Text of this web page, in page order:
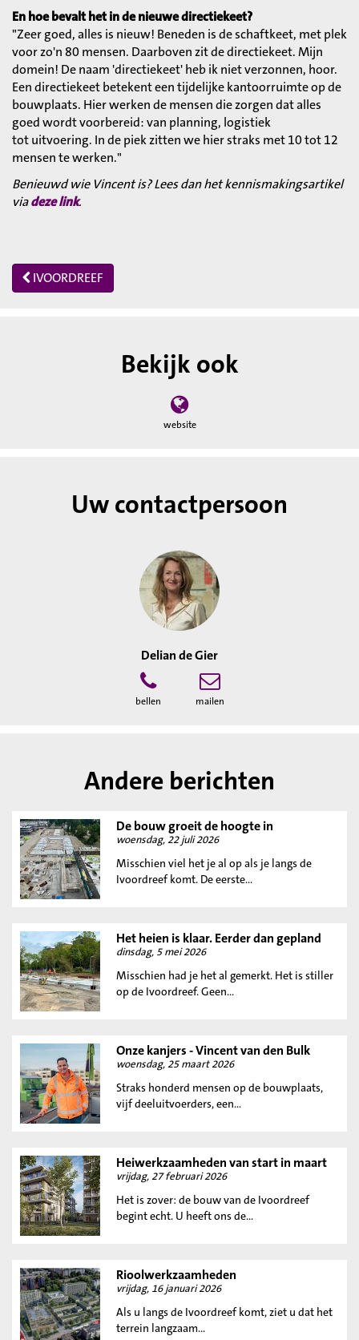
En hoe bevalt het in de nieuwe directiekeet?
"Zeer goed, alles is nieuw! Beneden is de schaftkeet, met plek
voor zo'n 80 mensen. Daarboven zit de directiekeet. Mijn
domein! De naam 'directiekeet' heb ik niet verzonnen, hoor.
Een directiekeet betekent een tijdelijke kantoorruimte op de
bouwplaats. Hier werken de mensen die zorgen dat alles
goed wordt voorbereid: van planning, logistiek
tot uitvoering. In de piek zitten we hier straks met 10 tot 12
mensen te werken."
Benieuwd wie Vincent is? Lees dan het kennismakingsartikel
viadeze link.
IVOORDREEF
Bekijk ook
website
Uw contactpersoon
Delian de Gier
bellen mailen
Andere berichten
De bouw groeit de hoogte in
woensdag, 22 juli 2026
Misschien viel het je al op als je langs de
Ivoordreef komt. De eerste...
Het heien is klaar. Eerder dan gepland
dinsdag, 5 mei 2026
Misschien had je het al gemerkt. Het is stiller
op de Ivoordreef. Geen...
Onze kanjers - Vincent van den Bulk
woensdag, 25 maart 2026
Straks honderd mensen op de bouwplaats,
vijf deeluitvoerders, een...
Heiwerkzaamheden van start in maart
vrijdag, 27 februari 2026
Het is zover: de bouw van de Ivoordreef
begint echt. U heeft ons de...
Rioolwerkzaamheden
vrijdag, 16 januari 2026
Als u langs de Ivoordreef komt, ziet u dat het
terrein langzaam...